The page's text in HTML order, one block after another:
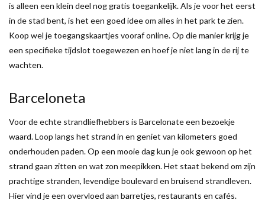
is alleen een klein deel nog gratis toegankelijk. Als je voor het eerst
in de stad bent, is het een goed idee om alles in het park te zien.
Koop wel je toegangskaartjes vooraf online. Op die manier krijg je
een specifieke tijdslot toegewezen en hoef je niet lang in de rij te
wachten.
Barceloneta
Voor de echte strandliefhebbers is Barcelonate een bezoekje
waard. Loop langs het strand in en geniet van kilometers goed
onderhouden paden. Op een mooie dag kun je ook gewoon op het
strand gaan zitten en wat zon meepikken. Het staat bekend om zijn
prachtige stranden, levendige boulevard en bruisend strandleven.
Hier vind je een overvloed aan barretjes, restaurants en cafés.